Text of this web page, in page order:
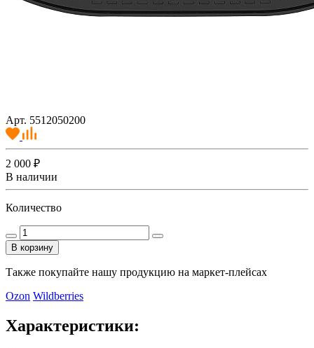
Арт. 5512050200
2 000 ₽
В наличии
Количество
В корзину
Также покупайте нашу продукцию на маркет-плейсах
Ozon Wildberries
Характеристики: